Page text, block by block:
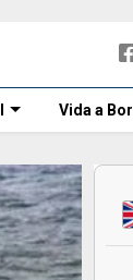
Vida a